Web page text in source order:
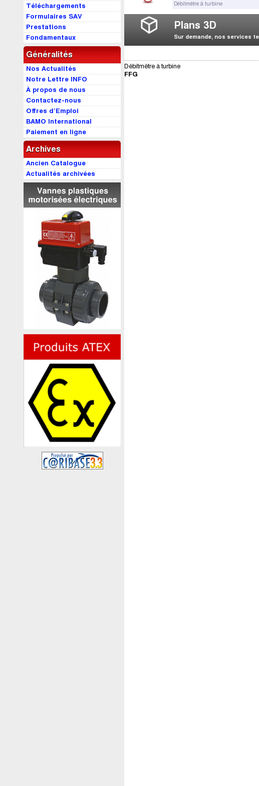
Téléchargements
Formulaires SAV
Prestations
Fondamentaux
Généralités
Nos Actualités
Notre Lettre INFO
À propos de nous
Contactez-nous
Offres d’Emploi
BAMO International
Paiement en ligne
Archives
Ancien Catalogue
Actualités archivées
Débitmètre à turbine
Plans 3D
Sur demande, nos services
Débitmètre à turbine
FFG